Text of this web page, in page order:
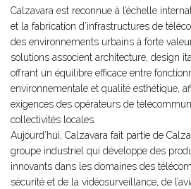
Calzavara est reconnue à l’échelle
et la fabrication d’infrastructures de
des environnements urbains à forte
solutions associent architecture, design
offrant un équilibre efficace entre
environnementale et qualité esthétique,
exigences des opérateurs de
collectivités locales.
Aujourd’hui, Calzavara fait partie de
groupe industriel qui développe des
innovants dans les domaines des
sécurité et de la vidéosurveillance, de